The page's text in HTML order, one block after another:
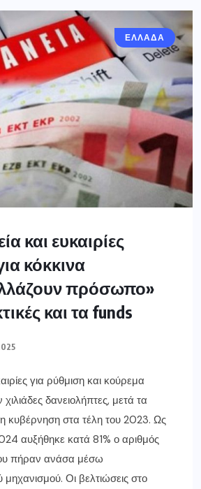
ΕΛΛΑΔΑ
και ευκαιρίες
κόκκινα
πρόσωπο»
και τα funds
για ρύθμιση και κούρεμα
δανειολήπτες, μετά τα
κυβέρνηση στα τέλη του 2023. Ως
αυξήθηκε κατά 81% ο αριθμός
πήραν ανάσα μέσω
μηχανισμού. Οι βελτιώσεις στο